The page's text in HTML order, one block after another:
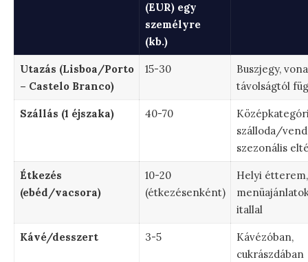
(EUR) egy
személyre
(kb.)
Utazás (Lisboa/Porto
– Castelo Branco)
15-30
Buszjegy,
távolságtól
Szállás (1 éjszaka) 40-70
szálloda/
szezonális
Étkezés
(ebéd/vacsora)
10-20
(étkezésenként)
Helyi étterem,
itallal
Kávé/desszert 3-5
Kávézóban,
cukrászdában